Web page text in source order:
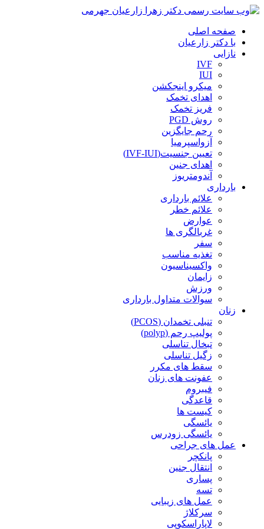
صفحه اصلی
با دکتر زارعیان
نازایی
IVF
IUI
میکرو اینجکشن
اهدای تخمک
فریز تخمک
روش PGD
رحم جایگزین
آزواسپرمیا
تعیین جنسیت(IVF-IUI)
اهدای جنین
آندومتریوز
بارداری
علائم بارداری
علائم خطر
عوارض
غربالگری ها
سفر
تغذیه مناسب
واکسیناسیون
زایمان
ورزش
سوالات متداول بارداری
زنان
تنبلی تخمدان (PCOS)
پولیپ رحم (polyp)
تبخال تناسلی
زگیل تناسلی
سقط های مکرر
عفونت های زنان
فیبروم
قاعدگی
کیست ها
یائسگی
یائسگی زودرس
عمل های جراحی
پانکچر
انتقال جنین
پساری
تسه
عمل های زیبایی
سرکلاژ
لاپاراسکوپی